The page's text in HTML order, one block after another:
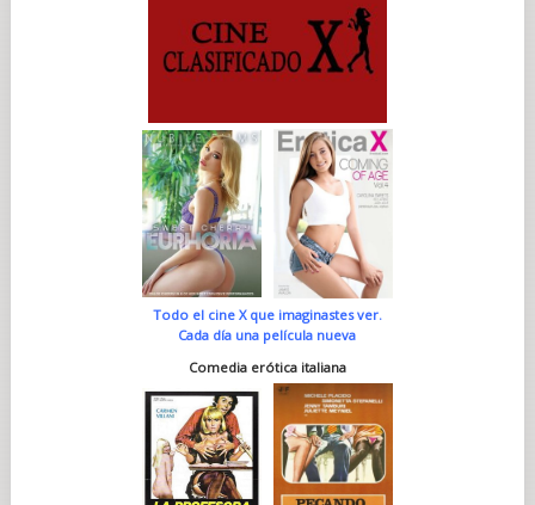
Todo el cine X que imaginastes ver.
Cada día una película nueva
Comedia erótica italiana